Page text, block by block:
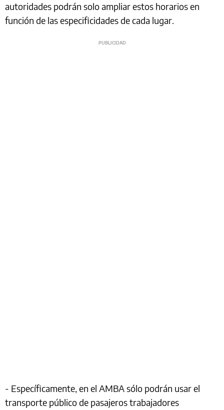
autoridades podrán solo ampliar estos horarios en
función de las especificidades de cada lugar.
- Específicamente, en el AMBA sólo podrán usar el
transporte público de pasajeros trabajadores